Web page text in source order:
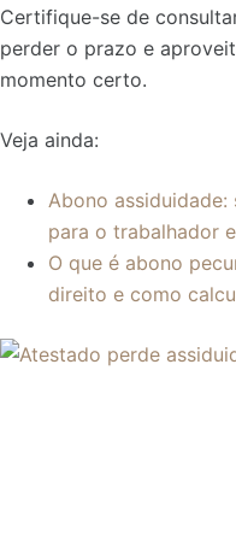
Certifique-se de
perder o prazo e
momento certo.
Veja ainda:
Abono
para o trabalhador
O que é abono
direito e como